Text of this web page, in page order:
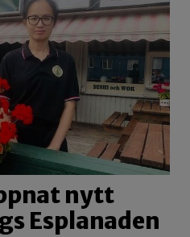
nytt
Esplanaden